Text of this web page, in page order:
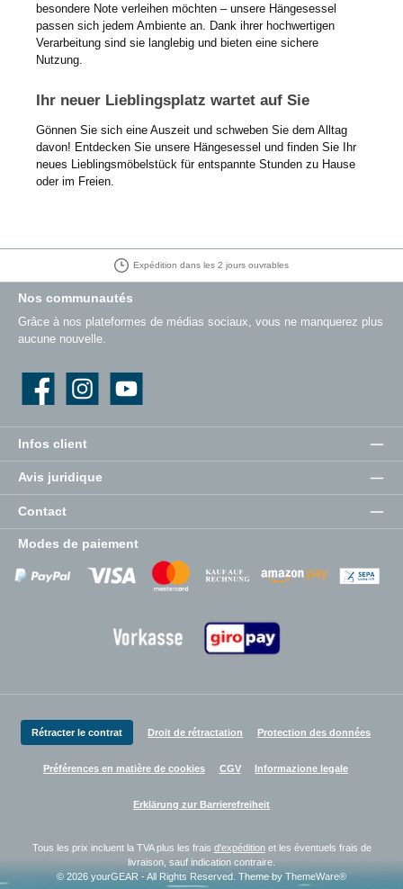
besondere Note verleihen möchten – unsere Hängesessel
passen sich jedem Ambiente an. Dank ihrer hochwertigen
Verarbeitung sind sie langlebig und bieten eine sichere
Nutzung.
Ihr neuer Lieblingsplatz wartet auf Sie
Gönnen Sie sich eine Auszeit und schweben Sie dem Alltag
davon! Entdecken Sie unsere Hängesessel und finden Sie Ihr
neues Lieblingsmöbelstück für entspannte Stunden zu Hause
oder im Freien.
Droit de retour de 30 jours
Infos client
Avis juridique
Contact
Nos communautés
Grâce à nos plateformes de médias sociaux, vous ne manquerez plus
aucune nouvelle.
Facebook Instagram YouTube
Modes de paiement
Zahlungsanbieter Zahlungsanbieter
Zahlungsanbieter
Rétracter le contrat Droit de rétractation Protection des données
Préférences en matière de cookies CGV Informazione legale
Erklärung zur Barrierefreiheit
Tous les prix incluent la TVA plus les frais d'expéditionet les éventuels frais de
livraison, sauf indication contraire.
© 2026 yourGEAR - All Rights Reserved. Theme by ThemeWare®